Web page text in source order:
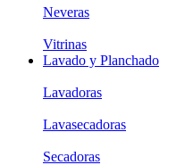
Neveras
Vitrinas
Lavado y Planchado
Lavadoras
Lavasecadoras
Secadoras